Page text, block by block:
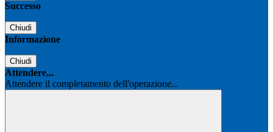
Successo
Chiudi
Informazione
Chiudi
Attendere...
Attendere il completamento dell'operazione...